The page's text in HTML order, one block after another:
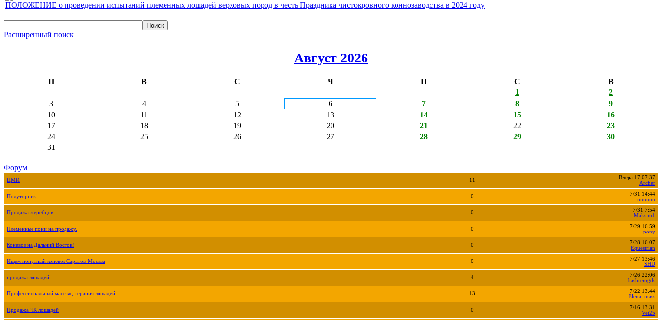
ПОЛОЖЕНИЕ о проведении испытаний племенных лошадей верховых пород в честь Праздника чистокровного коннозаводства в 2024 году
Расширенный поиск
Август 2026
П В С Ч П С
В
1
2
3
4 5 6 7 8
9
10
11 12 13 14 15
16
17
18 19 20 21 22
23
24
25 26 27 28 29
30
31
Форум
ЦМИ 11
Вчера 17:07:37
Archer
Полуторник 0
7/31 14:44
nnnnnn
Продажа жеребцов. 0
7/31 7:54
Maksim1
Племенные пони на продажу. 0
7/29 16:59
pony
Коневоз на Дальний Восток! 0
7/28 16:07
Equestrian
Ищем попутный коневоз Саратов-Москва 0
7/27 13:46
SHD
продажа лошадей 4
7/26 22:06
bashremgds
Профессиональный массаж, терапия лошадей 13
7/22 13:44
Elena_mass
Продажа ЧК лошадей 0
7/16 13:31
Vet25